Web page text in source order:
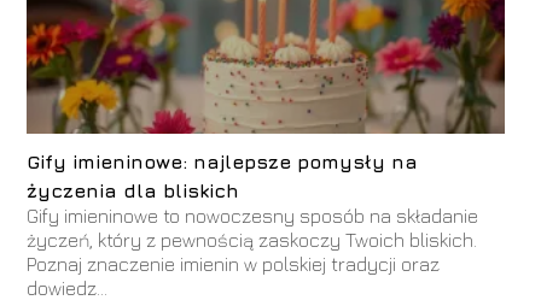
Gify imieninowe: najlepsze pomysły na
życzenia dla bliskich
Gify imieninowe to nowoczesny sposób na składanie
życzeń, który z pewnością zaskoczy Twoich bliskich.
Poznaj znaczenie imienin w polskiej tradycji oraz
dowiedz...